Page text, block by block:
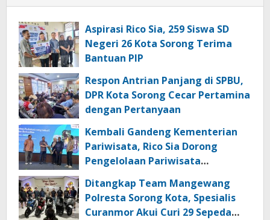
Aspirasi Rico Sia, 259 Siswa SD
Negeri 26 Kota Sorong Terima
Bantuan PIP
Respon Antrian Panjang di SPBU,
DPR Kota Sorong Cecar Pertamina
dengan Pertanyaan
Kembali Gandeng Kementerian
Pariwisata, Rico Sia Dorong
Pengelolaan Pariwisata
Ditangkap Team Mangewang
Polresta Sorong Kota, Spesialis
Curanmor Akui Curi 29 Sepeda